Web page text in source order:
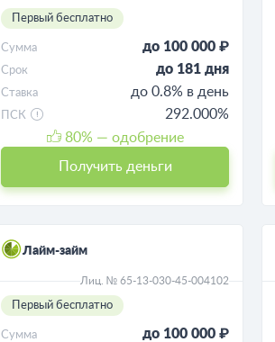
Первый бесплатно
Сумма до 100 000 ₽
Срок до 181 дня
Ставка до 0.8% в день
ПСК
292.000%
80% — одобрение
Получить деньги
Лайм-займ
Лиц. № 65-13-030-45-004102
Первый бесплатно
Сумма до 100 000 ₽